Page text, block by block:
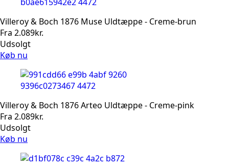
Villeroy & Boch 1876 Muse Uldtæppe - Creme-brun
Fra 2.089kr.
Udsolgt
Køb nu
Villeroy & Boch 1876 Arteo Uldtæppe - Creme-pink
Fra 2.089kr.
Udsolgt
Køb nu